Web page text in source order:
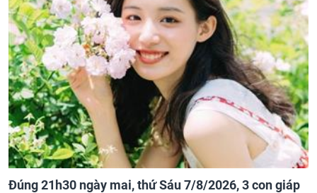
Đúng 21h30 ngày mai, thứ Sáu 7/8/2026, 3 con giáp